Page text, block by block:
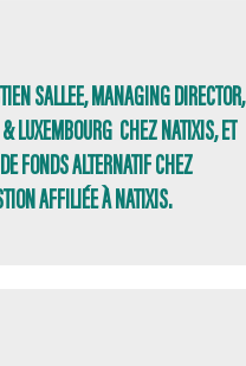
SALLEE, MANAGING DIRECTOR,
LUXEMBOURG CHEZ NATIXIS, ET
FONDS ALTERNATIF CHEZ
AFFILIÉE À NATIXIS.